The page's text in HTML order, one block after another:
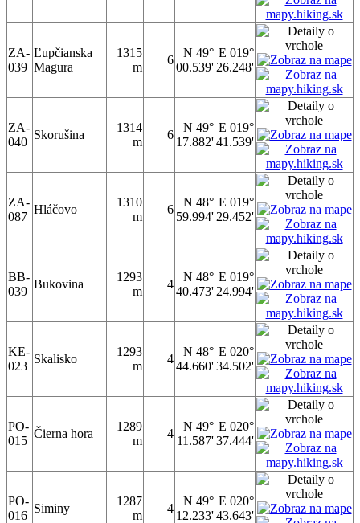
ZA-
039
Ľupčianska
Magura
1315
m
6
N 49°
00.539'
E 019°
26.248'
ZA-
040
Skorušina
1314
m
6
N 49°
17.882'
E 019°
41.539'
ZA-
087
Hláčovo
1310
m
6
N 48°
59.994'
E 019°
29.452'
BB-
039
Bukovina
1293
m
4
N 48°
40.473'
E 019°
24.994'
KE-
023
Skalisko
1293
m
4
N 48°
44.660'
E 020°
34.502'
PO-
015
Čierna hora
1289
m
4
N 49°
11.587'
E 020°
37.444'
PO-
016
Siminy
1287
m
4
N 49°
12.233'
E 020°
43.643'